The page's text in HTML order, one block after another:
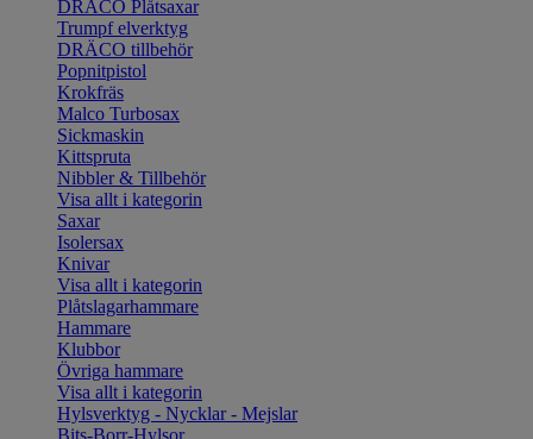
DRÄCO Plåtsaxar
Trumpf elverktyg
DRÄCO tillbehör
Popnitpistol
Krokfräs
Malco Turbosax
Sickmaskin
Kittspruta
Nibbler & Tillbehör
Visa allt i kategorin
Saxar
Isolersax
Knivar
Visa allt i kategorin
Plåtslagarhammare
Hammare
Klubbor
Övriga hammare
Visa allt i kategorin
Hylsverktyg - Nycklar - Mejslar
Bits-Borr-Hylsor